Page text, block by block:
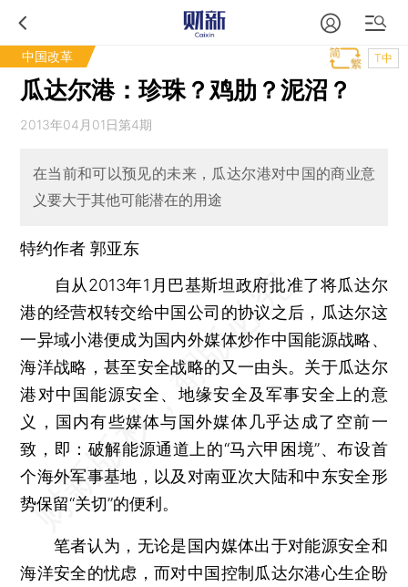
中国改革 T中
瓜达尔港：珍珠？鸡肋？泥沼？
2013年04月01日第4期
在当前和可以预见的未来，瓜达尔港对中国的商业意
义要大于其他可能潜在的用途
特约作者 郭亚东
自从2013年1月巴基斯坦政府批准了将瓜达尔
港的经营权转交给中国公司的协议之后，瓜达尔这
一异域小港便成为国内外媒体炒作中国能源战略、
海洋战略，甚至安全战略的又一由头。关于瓜达尔
港对中国能源安全、地缘安全及军事安全上的意
义，国内有些媒体与国外媒体几乎达成了空前一
致，即：破解能源通道上的“马六甲困境”、布设首
个海外军事基地，以及对南亚次大陆和中东安全形
势保留“关切”的便利。
笔者认为，无论是国内媒体出于对能源安全和
海洋安全的忧虑，而对中国控制瓜达尔港心生企盼